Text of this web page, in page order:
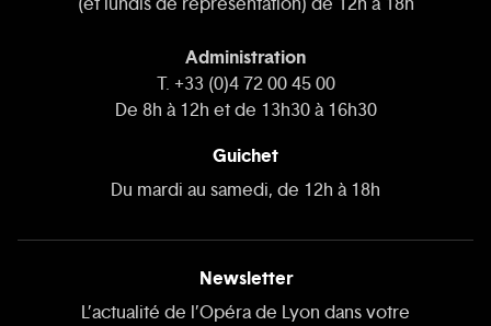
Administration
T. +33 (0)4 72 00 45 00
De 8h à 12h et de 13h30 à 16h30
Guichet
Du mardi au samedi, de 12h à 18h
Newsletter
L’actualité de l’Opéra de Lyon dans votre